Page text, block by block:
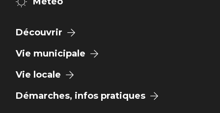
Découvrir
Vie municipale
Vie locale
Démarches, infos pratiques